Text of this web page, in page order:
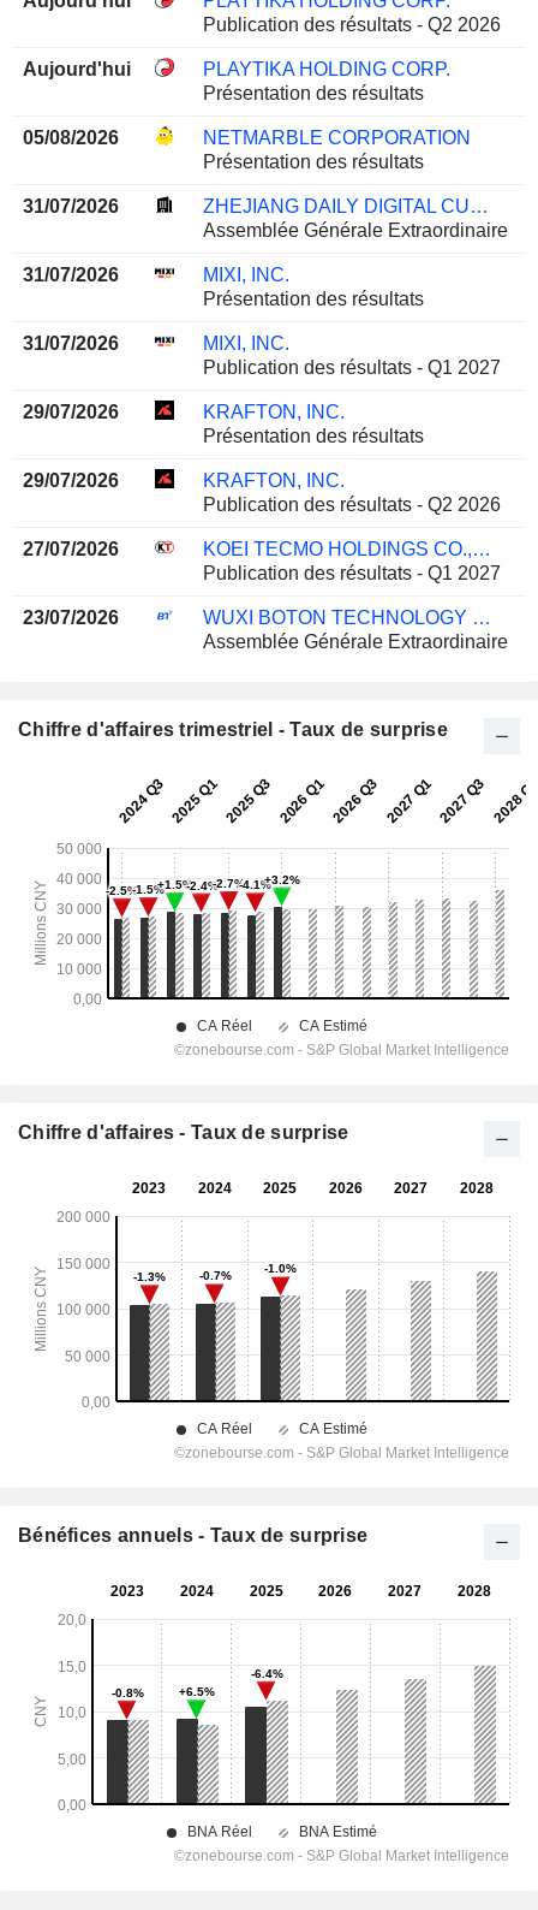
Publication des résultats - Q2 2026
Aujourd'hui
PLAYTIKA HOLDING CORP.
Présentation des résultats
05/08/2026
NETMARBLE CORPORATION
Présentation des résultats
31/07/2026
ZHEJIANG DAILY DIGITAL CULTURE GROUP CO.,LTD
Assemblée Générale Extraordinaire
31/07/2026
MIXI, INC.
Présentation des résultats
31/07/2026
MIXI, INC.
Publication des résultats - Q1 2027
29/07/2026
KRAFTON, INC.
Présentation des résultats
29/07/2026
KRAFTON, INC.
Publication des résultats - Q2 2026
27/07/2026
KOEI TECMO HOLDINGS CO., LTD.
Publication des résultats - Q1 2027
23/07/2026
WUXI BOTON TECHNOLOGY CO., LTD.
Assemblée Générale Extraordinaire
Chiffre d'affaires trimestriel - Taux de surprise
Chiffre d'affaires - Taux de surprise
Bénéfices annuels - Taux de surprise